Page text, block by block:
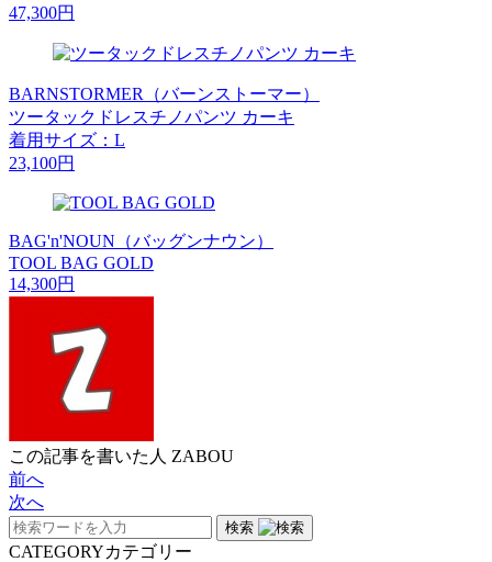
47,300円
BARNSTORMER（バーンストーマー）
ツータックドレスチノパンツ カーキ
着用サイズ：L
23,100円
BAG'n'NOUN（バッグンナウン）
TOOL BAG GOLD
14,300円
この記事を書いた人 ZABOU
前へ
次へ
検索
CATEGORYカテゴリー